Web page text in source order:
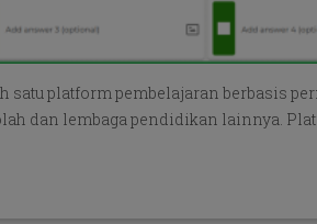
satu platform pembelajaran berbasis
dan lembaga pendidikan lainnya.